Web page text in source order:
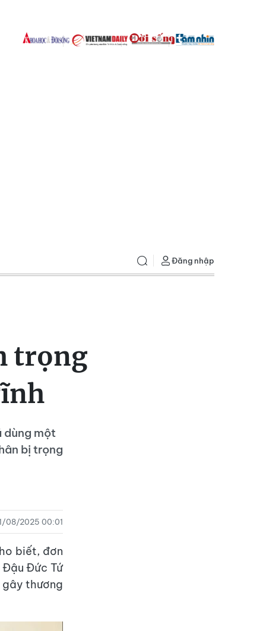
Đăng nhập
trọng
dùng một
bị trọng
08/2025 00:01
biết, đơn
Đức Tứ
gây thương